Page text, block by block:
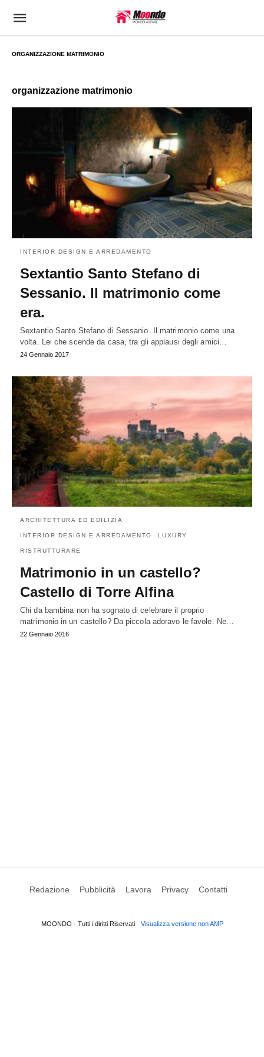
ORGANIZZAZIONE MATRIMONIO
organizzazione matrimonio
INTERIOR DESIGN E ARREDAMENTO
Sextantio Santo Stefano di
Sessanio. Il matrimonio come
era.
Sextantio Santo Stefano di Sessanio. Il matrimonio come una
volta. Lei che scende da casa, tra gli applausi degli amici…
24 Gennaio 2017
ARCHITETTURA ED EDILIZIA
INTERIOR DESIGN E ARREDAMENTO LUXURY
RISTRUTTURARE
Matrimonio in un castello?
Castello di Torre Alfina
Chi da bambina non ha sognato di celebrare il proprio
matrimonio in un castello? Da piccola adoravo le favole. Ne…
22 Gennaio 2016
Redazione Pubblicità Lavora Privacy Contatti
MOONDO - Tutti i diritti Riservati Visualizza versione non AMP